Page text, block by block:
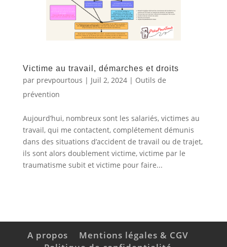
Victime au travail, démarches et droits
par prevpourtous | Juil 2, 2024| Outils de
prévention
Aujourd’hui, nombreux sont les salariés, victimes au
travail, qui me contactent, complétement démunis
dans des situations d’accident de travail ou de trajet,
ils sont alors doublement victime, victime par le
traumatisme subit et victime pour faire...
A propos
Mentions légales & CGV